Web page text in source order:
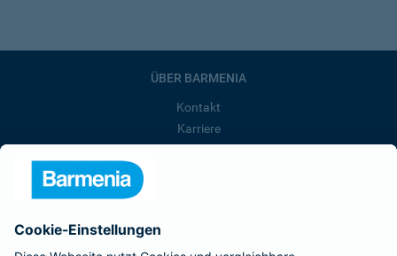
ÜBER BARMENIA
Kontakt
Karriere
Barmenia ist Teil der BarmeniaGothaer